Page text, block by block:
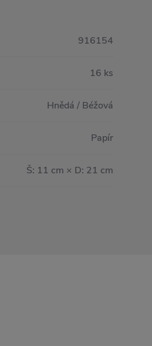
916154
16 ks
Hnědá / Béžová
Papír
Š: 11 cm × D: 21 cm